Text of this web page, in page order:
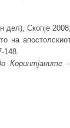
дел), Скопје 2008;
на
148.
Коринтјаните